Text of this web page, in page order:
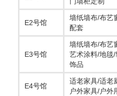
E2号馆
墙纸墙布/布艺
配套
E3号馆
墙纸墙布/布艺
艺术涂料/地毯
饰品
E4号馆
适老家具/适老
户外家具/户外